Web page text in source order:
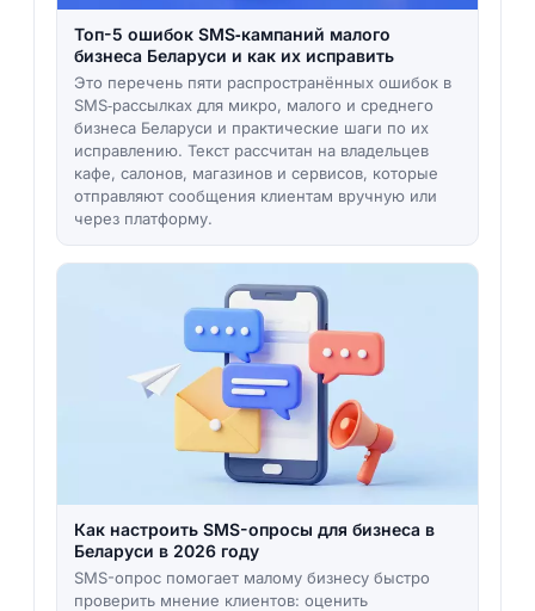
Топ-5 ошибок SMS‑кампаний малого
бизнеса Беларуси и как их исправить
Это перечень пяти распространённых ошибок в
SMS‑рассылках для микро, малого и среднего
бизнеса Беларуси и практические шаги по их
исправлению. Текст рассчитан на владельцев
кафе, салонов, магазинов и сервисов, которые
отправляют сообщения клиентам вручную или
через платформу.
Как настроить SMS-опросы для бизнеса в
Беларуси в 2026 году
SMS-опрос помогает малому бизнесу быстро
проверить мнение клиентов: оценить